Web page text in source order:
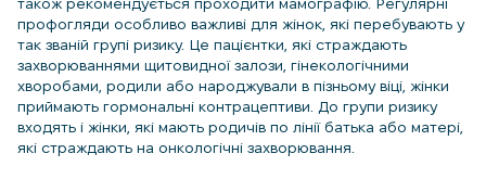
профогляди особливо важливі для жінок, які перебувають у
так званій групі ризику. Це пацієнтки, які страждають
захворюваннями щитовидної залози, гінекологічними
хворобами, родили або народжували в пізньому віці, жінки
приймають гормональні контрацептиви. До групи ризику
входять і жінки, які мають родичів по лінії батька або матері,
які страждають на онкологічні захворювання.